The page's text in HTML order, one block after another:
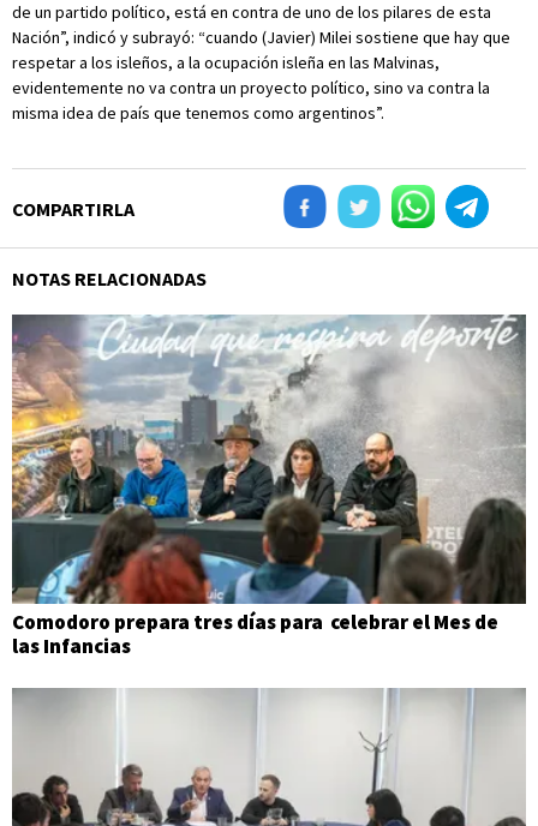
de un partido político, está en contra de uno de los pilares de esta
Nación”, indicó y subrayó: “cuando (Javier) Milei sostiene que hay que
respetar a los isleños, a la ocupación isleña en las Malvinas,
evidentemente no va contra un proyecto político, sino va contra la
misma idea de país que tenemos como argentinos”.
COMPARTIRLA
NOTAS RELACIONADAS
Comodoro prepara tres días para celebrar el Mes de
las Infancias